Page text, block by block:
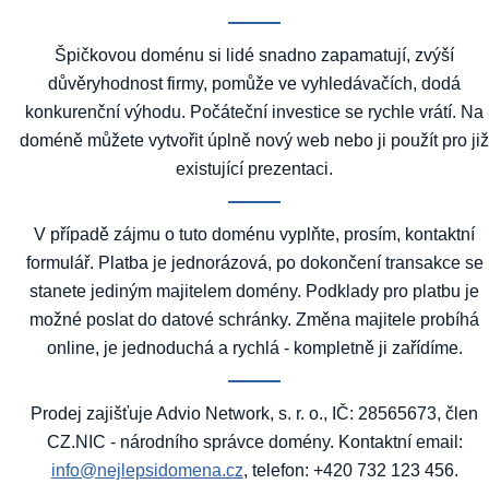
Špičkovou doménu si lidé snadno zapamatují, zvýší
důvěryhodnost firmy, pomůže ve vyhledávačích, dodá
konkurenční výhodu. Počáteční investice se rychle vrátí. Na
doméně můžete vytvořit úplně nový web nebo ji použít pro již
existující prezentaci.
V případě zájmu o tuto doménu vyplňte, prosím, kontaktní
formulář. Platba je jednorázová, po dokončení transakce se
stanete jediným majitelem domény. Podklady pro platbu je
možné poslat do datové schránky. Změna majitele probíhá
online, je jednoduchá a rychlá - kompletně ji zařídíme.
Prodej zajišťuje Advio Network, s. r. o., IČ: 28565673, člen
CZ.NIC - národního správce domény. Kontaktní email:
info@nejlepsidomena.cz, telefon: +420 732 123 456.